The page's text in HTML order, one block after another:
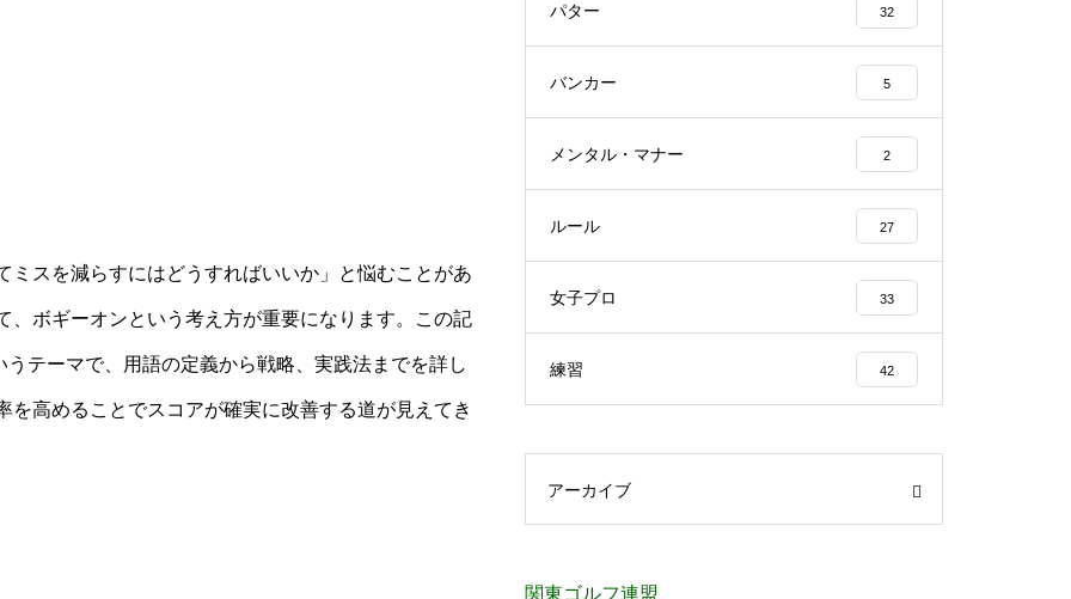
ミスを減らすにはどうすればいいか」と悩むことがあ
、ボギーオンという考え方が重要になります。この記
テーマで、用語の定義から戦略、実践法までを詳し
を高めることでスコアが確実に改善する道が見えてき
パター 32
バンカー 5
メンタル・マナー 2
ルール 27
女子プロ 33
練習 42
アーカイブ
関東ゴルフ連盟